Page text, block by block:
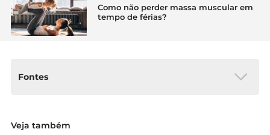
Como não perder massa muscular em
tempo de férias?
Fontes
Health Benefits of Yogurt”;
Veja também